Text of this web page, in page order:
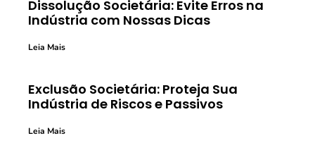
Dissolução Societária: Evite Erros na
Indústria com Nossas Dicas
Leia Mais
Exclusão Societária: Proteja Sua
Indústria de Riscos e Passivos
Leia Mais